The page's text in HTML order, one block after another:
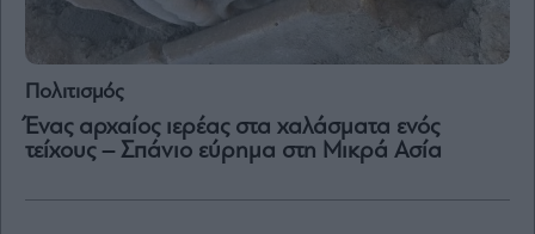
Πολιτισμός
Ένας αρχαίος ιερέας στα χαλάσματα ενός
τείχους – Σπάνιο εύρημα στη Μικρά Ασία